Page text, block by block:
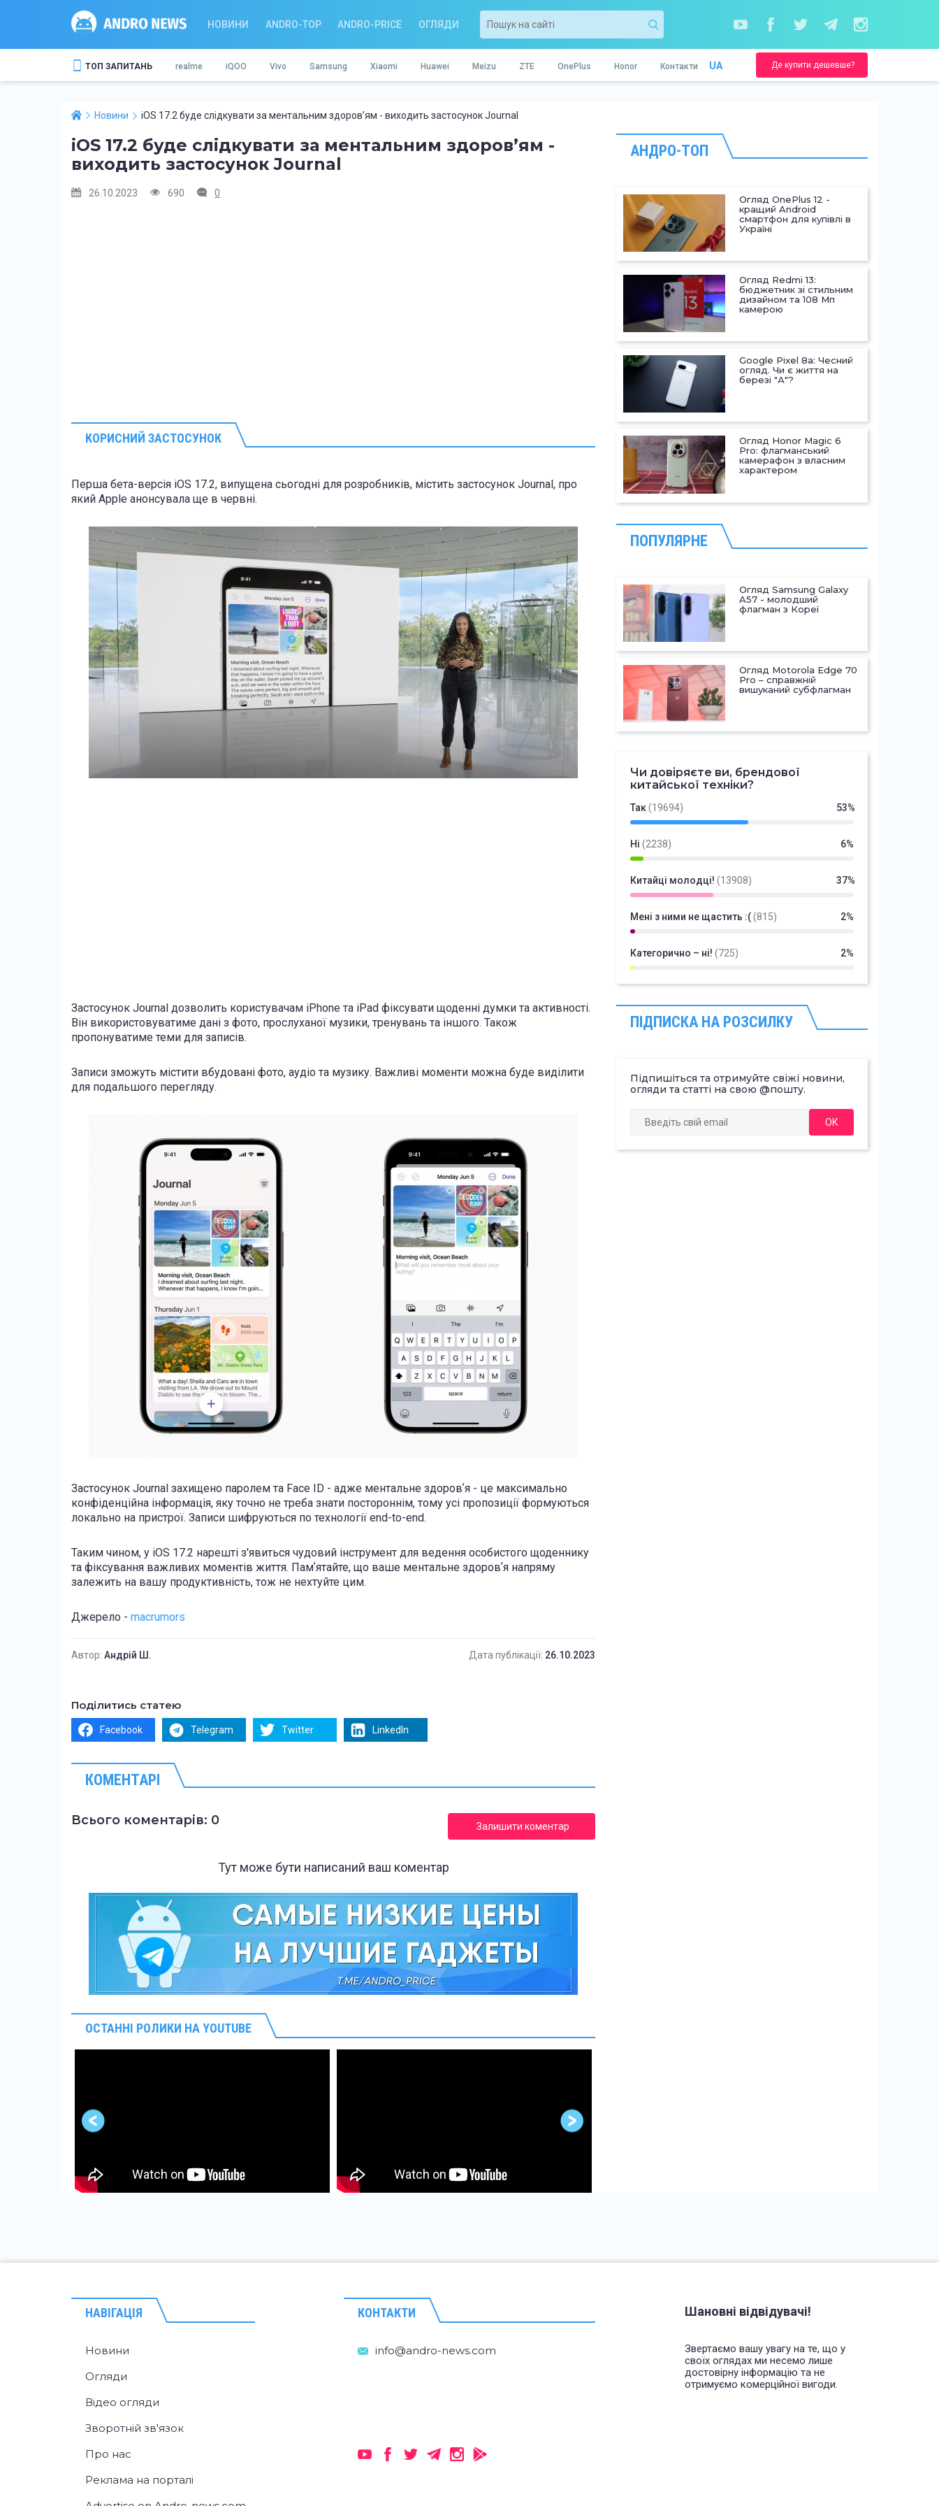
НОВИНИ ANDRO-TOP ANDRO-PRICE ОГЛЯДИ
ТОП ЗАПИТАНЬ realme iQOO Vivo Samsung Xiaomi Huawei Meizu ZTE OnePlus Honor Контакти UA Де купити дешевше?
Новини iOS 17.2 буде слідкувати за ментальним здоровʼям - виходить застосунок Journal
iOS 17.2 буде слідкувати за ментальним здоровʼям -
виходить застосунок Journal
26.10.2023 690 0
КОРИСНИЙ ЗАСТОСУНОК
Перша бета-версія iOS 17.2, випущена сьогодні для розробників, містить застосунок Journal, про
який Apple анонсувала ще в червні.
Застосунок Journal дозволить користувачам iPhone та iPad фіксувати щоденні думки та активності.
Він використовуватиме дані з фото, прослуханої музики, тренувань та іншого. Також
пропонуватиме теми для записів.
Записи зможуть містити вбудовані фото, аудіо та музику. Важливі моменти можна буде виділити
для подальшого перегляду.
Застосунок Journal захищено паролем та Face ID - адже ментальне здоровʼя - це максимально
конфіденційна інформація, яку точно не треба знати постороннім, тому усі пропозиції формуються
локально на пристрої. Записи шифруються по технології end-to-end.
Таким чином, у iOS 17.2 нарешті з'явиться чудовий інструмент для ведення особистого щоденнику
та фіксування важливих моментів життя. Памʼятайте, що ваше ментальне здоровʼя напряму
залежить на вашу продуктивність, тож не нехтуйте цим.
Джерело - macrumors
Автор: Андрій Ш. Дата публікації: 26.10.2023
Поділитись статею
Facebook Telegram Twitter LinkedIn
КОМЕНТАРІ
Всього коментарів: 0 Залишити коментар
Тут може бути написаний ваш коментар
ОСТАННІ РОЛИКИ НА YOUTUBE
АНДРО-ТОП
Огляд OnePlus 12 -
кращий Android
смартфон для купівлі в
Україні
Огляд Redmi 13:
бюджетник зі стильним
дизайном та 108 Мп
камерою
Google Pixel 8a: Чесний
огляд. Чи є життя на
березі "А"?
Огляд Honor Magic 6
Pro: флагманський
камерафон з власним
характером
ПОПУЛЯРНЕ
Огляд Samsung Galaxy
A57 - молодший
флагман з Кореї
Огляд Motorola Edge 70
Pro – справжній
вишуканий субфлагман
Чи довіряєте ви, брендової
китайської техніки?
Так(19694) 53%
Ні (2238) 6%
Китайці молодці! (13908) 37%
Мені з ними не щастить :((815) 2%
Категорично – ні! (725) 2%
ПІДПИСКА НА РОЗСИЛКУ
Підпишіться та отримуйте свіжі новини,
огляди та статті на свою @пошту.
ОК
НАВІГАЦІЯ
Новини
Огляди
Відео огляди
Зворотній зв'язок
Про нас
Реклама на порталі
КОНТАКТИ Шановні відвідувачі!
Звертаємо вашу увагу на те, що у
своїх оглядах ми несемо лише
достовірну інформацію та не
отримуємо комерційної вигоди.